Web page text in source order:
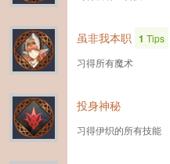
虽非我本职 1 Tips
习得所有魔术
投身神秘
习得伊织的所有技能